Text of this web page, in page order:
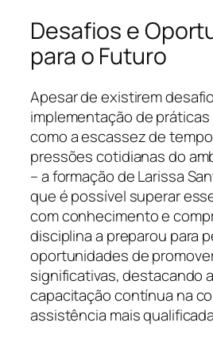
Desafios e
para o Futuro
Apesar de existirem
implementação de práticas
como a escassez de
pressões cotidianas do
– a formação de Larissa
que é possível superar
com conhecimento e
disciplina a preparou para
oportunidades de
significativas, destacando
capacitação contínua na
assistência mais